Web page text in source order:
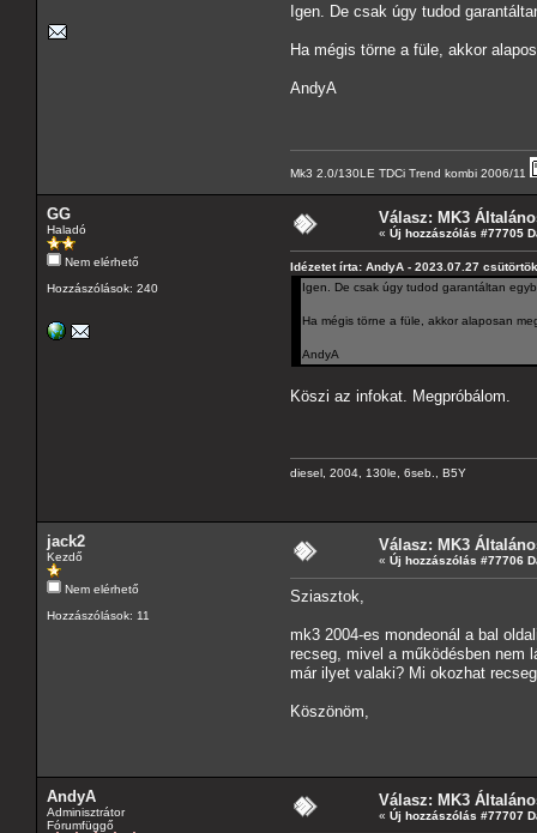
Igen. De csak úgy tudod
Ha mégis törne a füle, akkor
AndyA
Mk3 2.0/130LE TDCi Trend kombi 2006/11
GG
Haladó
Nem elérhető
Hozzászólások: 240
Válasz: MK3
« Új hozzászólás #77705
Idézetet írta: AndyA - 2023.07.27
Igen. De csak úgy tudod garantáltan
Ha mégis törne a füle, akkor alaposan
AndyA
Köszi az infokat. Megpróbálom.
diesel, 2004, 130le, 6seb., B5Y
jack2
Kezdő
Nem elérhető
Hozzászólások: 11
Válasz: MK3
« Új hozzászólás #77706
Sziasztok,
mk3 2004-es mondeonál a bal
recseg, mivel a működésben nem
már ilyet valaki? Mi okozhat
Köszönöm,
AndyA
Adminisztrátor
Fórumfüggő
Válasz: MK3
« Új hozzászólás #77707